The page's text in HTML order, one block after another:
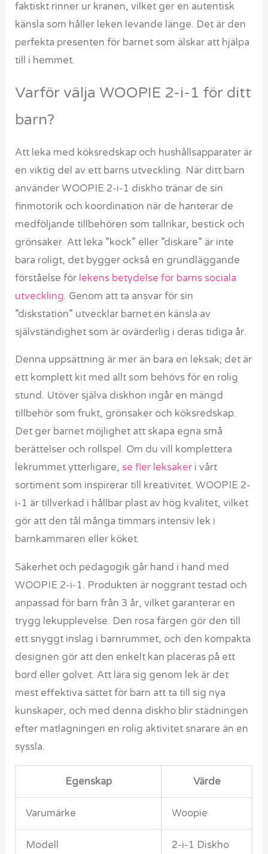
faktiskt rinner ur kranen, vilket ger en autentisk
känsla som håller leken levande länge. Det är den
perfekta presenten för barnet som älskar att hjälpa
till i hemmet.
Varför välja WOOPIE 2-i-1 för ditt
barn?
Att leka med köksredskap och hushållsapparater är
en viktig del av ett barns utveckling. När ditt barn
använder WOOPIE 2-i-1 diskho tränar de sin
finmotorik och koordination när de hanterar de
medföljande tillbehören som tallrikar, bestick och
grönsaker. Att leka ”kock” eller ”diskare” är inte
bara roligt, det bygger också en grundläggande
förståelse för lekens betydelse för barns sociala
utveckling. Genom att ta ansvar för sin
”diskstation” utvecklar barnet en känsla av
självständighet som är ovärderlig i deras tidiga år.
Denna uppsättning är mer än bara en leksak; det är
ett komplett kit med allt som behövs för en rolig
stund. Utöver själva diskhon ingår en mängd
tillbehör som frukt, grönsaker och köksredskap.
Det ger barnet möjlighet att skapa egna små
berättelser och rollspel. Om du vill komplettera
lekrummet ytterligare, se fler leksaker i vårt
sortiment som inspirerar till kreativitet. WOOPIE 2-
i-1 är tillverkad i hållbar plast av hög kvalitet, vilket
gör att den tål många timmars intensiv lek i
barnkammaren eller köket.
Säkerhet och pedagogik går hand i hand med
WOOPIE 2-i-1. Produkten är noggrant testad och
anpassad för barn från 3 år, vilket garanterar en
trygg lekupplevelse. Den rosa färgen gör den till
ett snyggt inslag i barnrummet, och den kompakta
designen gör att den enkelt kan placeras på ett
bord eller golvet. Att lära sig genom lek är det
mest effektiva sättet för barn att ta till sig nya
kunskaper, och med denna diskho blir städningen
efter matlagningen en rolig aktivitet snarare än en
syssla.
Egenskap Värde
Varumärke Woopie
Modell 2-i-1 Diskho